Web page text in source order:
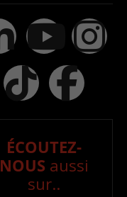
ÉCOUTEZ-
NOUS aussi
sur..